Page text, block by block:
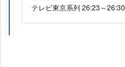
テレビ東京系列 26:23～26:30